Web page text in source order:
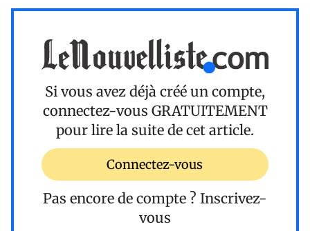
Si vous avez déjà créé un compte,
connectez-vous GRATUITEMENT
pour lire la suite de cet article.
Connectez-vous
Pas encore de compte ? Inscrivez-
vous